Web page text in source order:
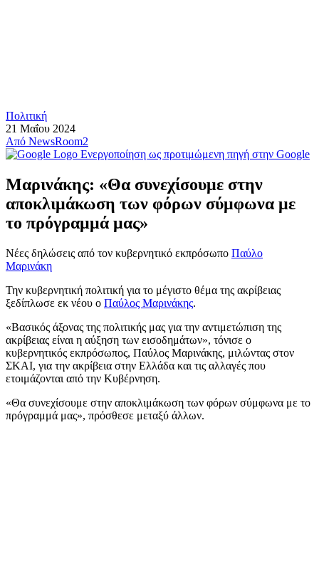
Πολιτική
21 Μαΐου 2024
Από NewsRoom2
Ενεργοποίηση ως προτιμώμενη πηγή στην Google
Μαρινάκης: «Θα συνεχίσουμε στην
αποκλιμάκωση των φόρων σύμφωνα με
το πρόγραμμά μας»
Νέες δηλώσεις από τον κυβερνητικό εκπρόσωπο Παύλο
Μαρινάκη
Την κυβερνητική πολιτική για το μέγιστο θέμα της ακρίβειας
ξεδίπλωσε εκ νέου ο Παύλος Μαρινάκης.
«Βασικός άξονας της πολιτικής μας για την αντιμετώπιση της
ακρίβειας είναι η αύξηση των εισοδημάτων», τόνισε ο
κυβερνητικός εκπρόσωπος, Παύλος Μαρινάκης, μιλώντας στον
ΣΚΑΙ, για την ακρίβεια στην Ελλάδα και τις αλλαγές που
ετοιμάζονται από την Κυβέρνηση.
«Θα συνεχίσουμε στην αποκλιμάκωση των φόρων σύμφωνα με το
πρόγραμμά μας», πρόσθεσε μεταξύ άλλων.